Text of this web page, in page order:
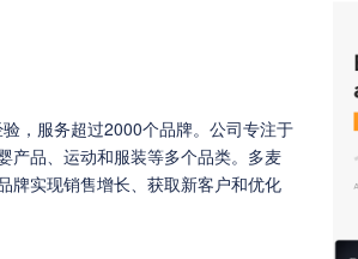
，服务超过2000个品牌。公司专注于
产品、运动和服装等多个品类。多麦
牌实现销售增长、获取新客户和优化